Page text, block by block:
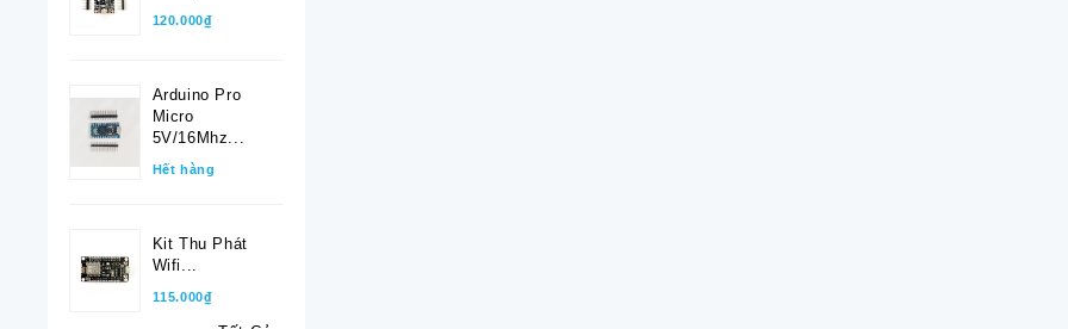
120.000₫
Arduino Pro
Micro
5V/16Mhz...
Hết hàng
Kit Thu Phát
Wifi...
115.000₫